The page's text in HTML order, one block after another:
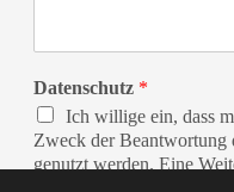
Datenschutz *
Ich willige ein, dass
Zweck der Beantwortung
genutzt werden. Eine